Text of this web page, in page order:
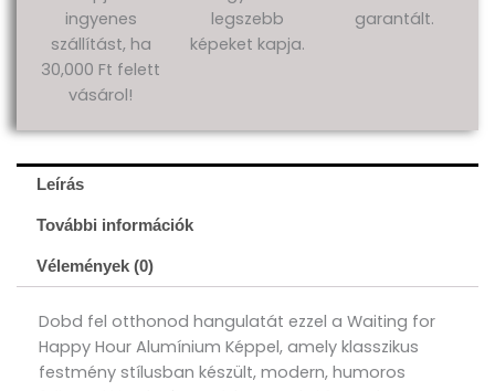
ingyenes
szállítást, ha
30,000 Ft felett
vásárol!
legszebb
képeket kapja.
garantált.
Leírás
További információk
Vélemények (0)
Dobd fel otthonod hangulatát ezzel a Waiting for
Happy Hour Alumínium Képpel, amely klasszikus
festmény stílusban készült, modern, humoros